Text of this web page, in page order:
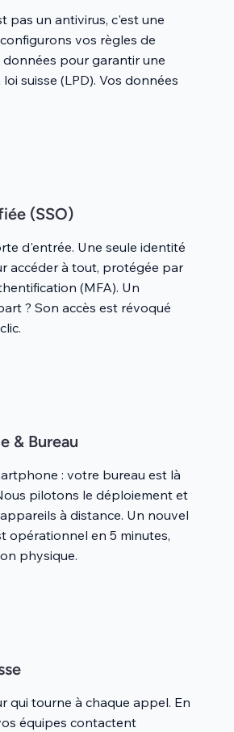
pas un antivirus, c'est une
vos règles de
pour garantir une
suisse (LPD). Vos données
(SSO)
d'entrée. Une seule identité
accéder à tout, protégée par
(MFA). Un
? Son accès est révoqué
& Bureau
: votre bureau est là
pilotons le déploiement et
à distance. Un nouvel
opérationnel en 5 minutes,
physique.
qui tourne à chaque appel. En
équipes contactent